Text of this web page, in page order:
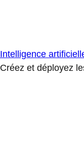
Intelligence
Créez et déployez